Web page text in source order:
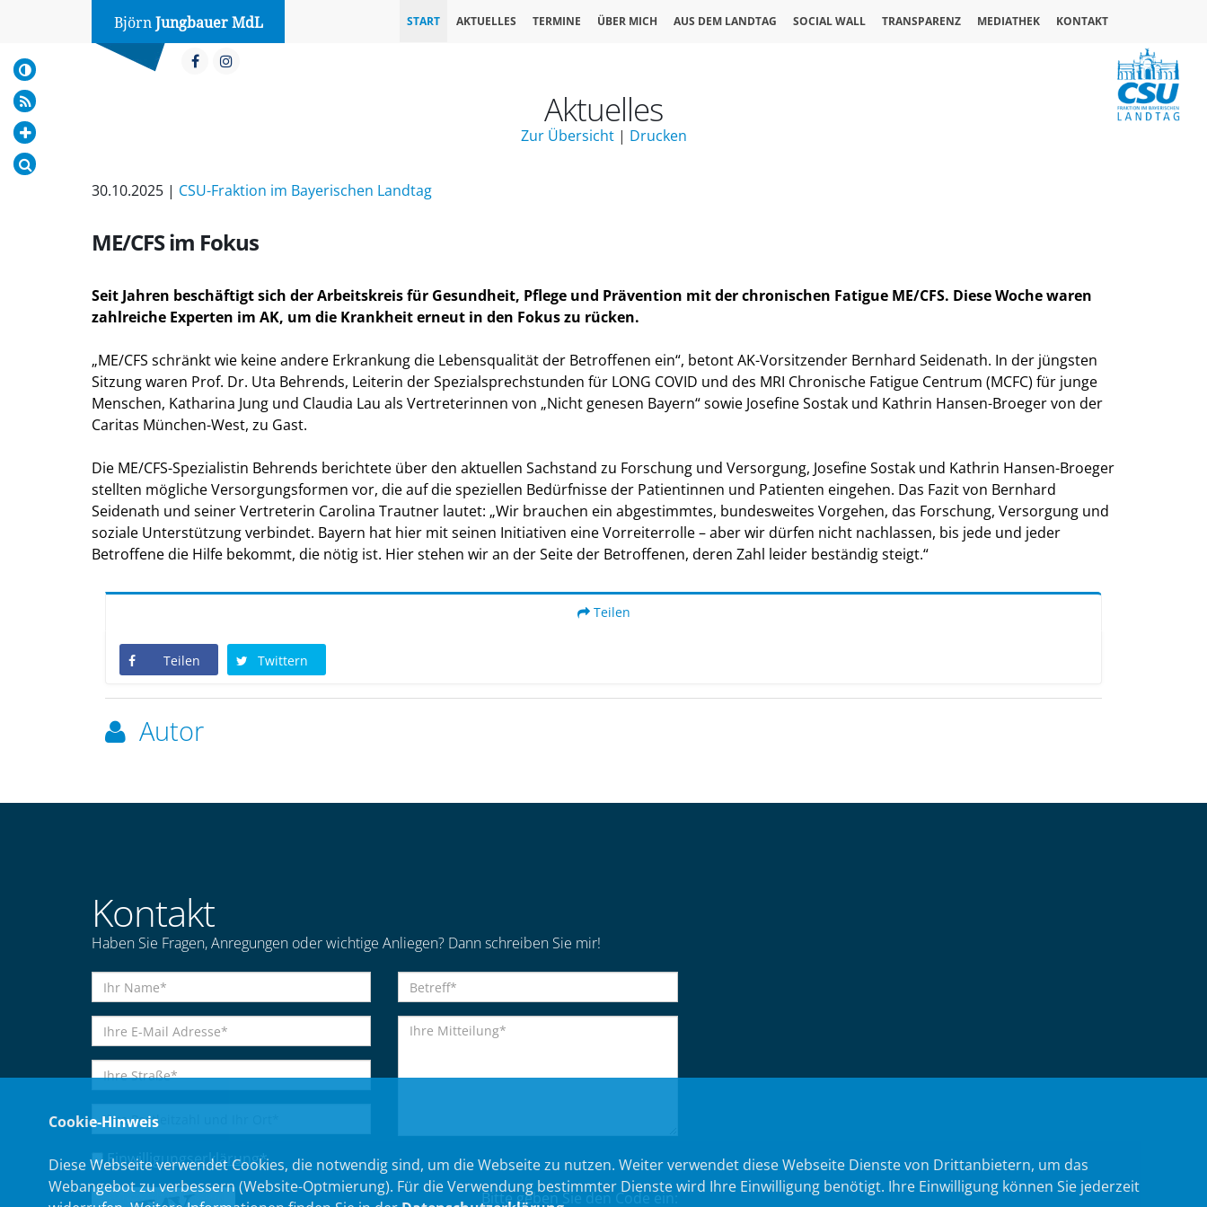
Björn Jungbauer MdL START AKTUELLES TERMINE ÜBER MICH AUS DEM LANDTAG SOCIAL WALL TRANSPARENZ MEDIATHEK KONTAKT
Aktuelles
Zur Übersicht| Drucken
30.10.2025 | CSU-Fraktion im Bayerischen Landtag
ME/CFS im Fokus
Seit Jahren beschäftigt sich der Arbeitskreis für Gesundheit, Pflege und Prävention mit der chronischen Fatigue ME/CFS. Diese Woche waren
zahlreiche Experten im AK, um die Krankheit erneut in den Fokus zu rücken.
ME/CFS schränkt wie keine andere Erkrankung die Lebensqualität der Betroffenen ein“, betont AK-Vorsitzender Bernhard Seidenath. In der jüngsten
Sitzung waren Prof. Dr. Uta Behrends, Leiterin der Spezialsprechstunden für LONG COVID und des MRI Chronische Fatigue Centrum (MCFC) für junge
Menschen, Katharina Jung und Claudia Lau als Vertreterinnen von „Nicht genesen Bayern“ sowie Josefine Sostak und Kathrin Hansen-Broeger von der
Caritas München-West, zu Gast.
Die ME/CFS-Spezialistin Behrends berichtete über den aktuellen Sachstand zu Forschung und Versorgung, Josefine Sostak und Kathrin Hansen-Broeger
stellten mögliche Versorgungsformen vor, die auf die speziellen Bedürfnisse der Patientinnen und Patienten eingehen. Das Fazit von Bernhard
Seidenath und seiner Vertreterin Carolina Trautner lautet: „Wir brauchen ein abgestimmtes, bundesweites Vorgehen, das Forschung, Versorgung und
soziale Unterstützung verbindet. Bayern hat hier mit seinen Initiativen eine Vorreiterrolle – aber wir dürfen nicht nachlassen, bis jede und jeder
Betroffene die Hilfe bekommt, die nötig ist. Hier stehen wir an der Seite der Betroffenen, deren Zahl leider beständig steigt.“
Teilen
Teilen Twittern
Autor
Kontakt
Haben Sie Fragen, Anregungen oder wichtige Anliegen? Dann schreiben Sie mir!
Einwilligungserklärung*
Bitte geben Sie den Code ein:
Cookie-Hinweis
Diese Webseite verwendet Cookies, die notwendig sind, um die Webseite zu nutzen. Weiter verwendet diese Webseite Dienste von Drittanbietern, um das
Webangebot zu verbessern (Website-Optmierung). Für die Verwendung bestimmter Dienste wird Ihre Einwilligung benötigt. Ihre Einwilligung können Sie jederzeit